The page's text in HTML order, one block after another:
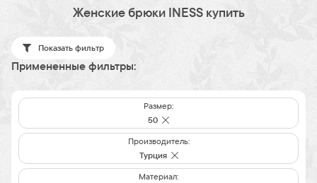
Женские брюки INESS купить
Показать фильтр
Примененные фильтры:
Размер:
50
Производитель:
Турция
Материал: